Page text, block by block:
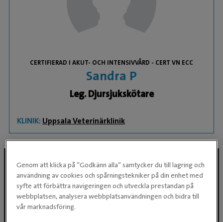
CERTIFIERAD I AKUT- OCH INTENSIVVÅRD - CERT VN ECC
Sandra P
Leg. Djursjukskötare
KLINIK: Uppsala Veterinärklinik
Följ oss i sociala medier
Genom att klicka på ”Godkänn alla” samtycker du till lagring och
användning av cookies och spårningstekniker på din enhet med
syfte att förbättra navigeringen och utveckla prestandan på
webbplatsen, analysera webbplatsanvändningen och bidra till
vår marknadsföring.